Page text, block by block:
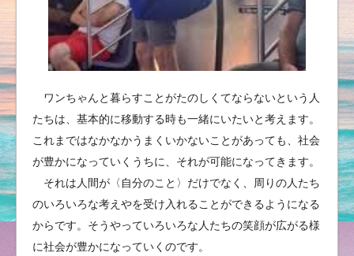
ワンちゃんと暮らすことがたのしくてならないという人
たちは、基本的に移動する時も一緒にいたいと考えます。
これまではなかなかうまくいかないことがあっても、社会
が豊かになっていくうちに、それが可能になってきます。
それは人間が〈自分のこと〉だけでなく、周りの人たち
のいろいろな考えやを受け入れることができるようになる
からです。そうやっていろいろな人たちの笑顔が広がる様
に社会が豊かになっていくのです。